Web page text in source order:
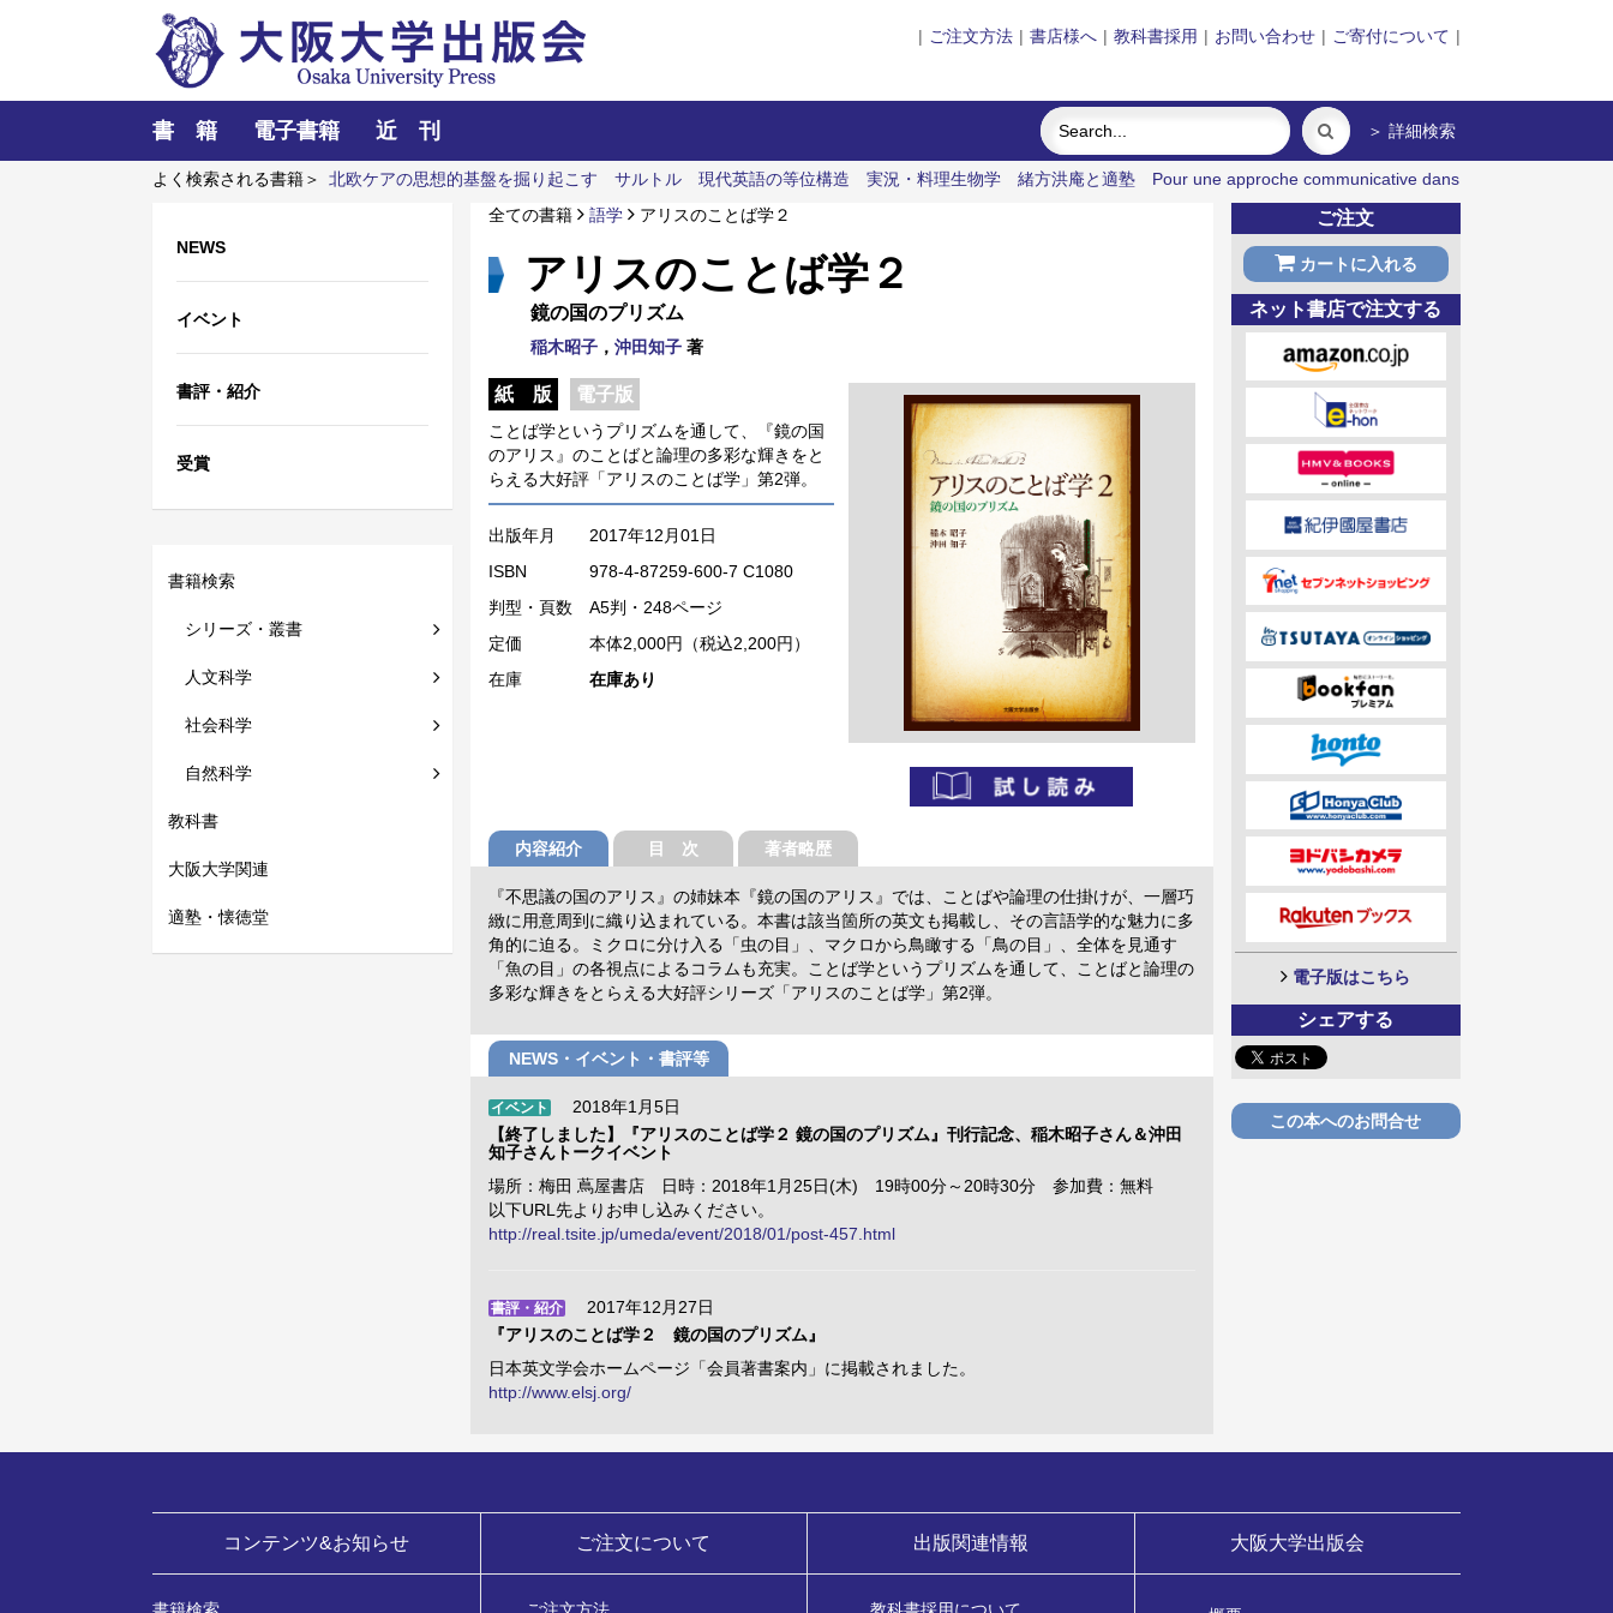
| ご注文方法 | 書店様へ | 教科書採用 | お問い合わせ | ご寄付について |
書 籍 電子書籍 近 刊 ＞ 詳細検索
よく検索される書籍＞ 北欧ケアの思想的基盤を掘り起こす サルトル 現代英語の等位構造 実況・料理生物学 緒方洪庵と適塾
Pour une approche communicative dans
l'enseignement du français au Japon; Bilan et propositions
NEWS
イベント
書評・紹介
受賞
書籍検索
シリーズ・叢書
人文科学
社会科学
自然科学
教科書
大阪大学関連
適塾・懐徳堂
全ての書籍 語学 アリスのことば学２
アリスのことば学２
鏡の国のプリズム
稲木昭子 ， 沖田知子 著
紙 版 電子版
ことば学というプリズムを通して、『鏡の国
のアリス』のことばと論理の多彩な輝きをと
らえる大好評「アリスのことば学」第2弾。
出版年月
2017年12月01日
ISBN
978-4-87259-600-7 C1080
判型・頁数 A5判・248ページ
定価
本体2,000円（税込2,200円）
在庫
在庫あり
内容紹介 目 次 著者略歴
『不思議の国のアリス』の姉妹本『鏡の国のアリス』では、ことばや論理の仕掛けが、一層巧
緻に用意周到に織り込まれている。本書は該当箇所の英文も掲載し、その言語学的な魅力に多
角的に迫る。ミクロに分け入る「虫の目」、マクロから鳥瞰する「鳥の目」、全体を見通す
「魚の目」の各視点によるコラムも充実。ことば学というプリズムを通して、ことばと論理の
多彩な輝きをとらえる大好評シリーズ「アリスのことば学」第2弾。
NEWS・イベント・書評等
イベント
2018年1月5日
【終了しました】『アリスのことば学２ 鏡の国のプリズム』刊行記念、稲木昭子さん＆沖田
知子さんトークイベント
場所：梅田 蔦屋書店 日時：2018年1月25日(木) 19時00分～20時30分 参加費：無料
以下URL先よりお申し込みください。
http://real.tsite.jp/umeda/event/2018/01/post-457.html
書評・紹介
2017年12月27日
『アリスのことば学２ 鏡の国のプリズム』
日本英文学会ホームページ「会員著書案内」に掲載されました。
http://www.elsj.org/
ご注文
カートに入れる
ネット書店で注文する
電子版はこちら
シェアする
この本へのお問合せ
コンテンツ&お知らせ ご注文について 出版関連情報 大阪大学出版会